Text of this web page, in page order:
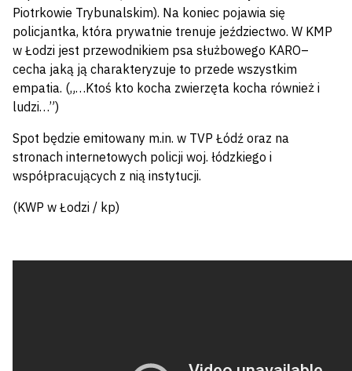
Piotrkowie Trybunalskim). Na koniec pojawia się
policjantka, która prywatnie trenuje jeździectwo. W KMP
w Łodzi jest przewodnikiem psa służbowego KARO–
cecha jaką ją charakteryzuje to przede wszystkim
empatia. („…Ktoś kto kocha zwierzęta kocha również i
ludzi…”)
Spot będzie emitowany m.in. w TVP Łódź oraz na
stronach internetowych policji woj. łódzkiego i
współpracujących z nią instytucji.
(KWP w Łodzi / kp)